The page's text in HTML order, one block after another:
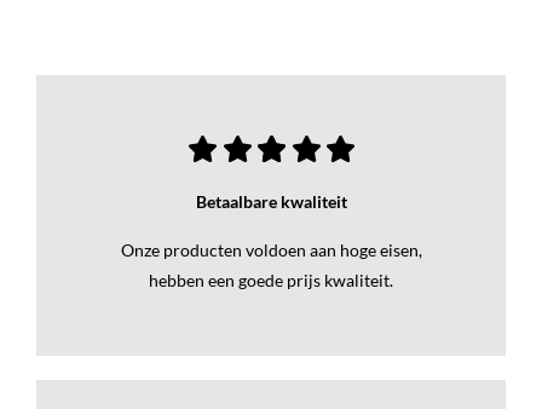
Betaalbare kwaliteit
Onze producten voldoen aan hoge eisen,
hebben een goede prijs kwaliteit.